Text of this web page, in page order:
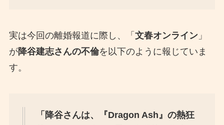
実は今回の離婚報道に際し、「 文春オンライン」
が降谷建志さんの不倫を以下のように報じていま
す。
「降谷さんは、『Dragon Ash』の熱狂